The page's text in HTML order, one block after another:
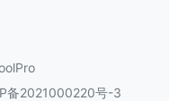
备2021000220号-3